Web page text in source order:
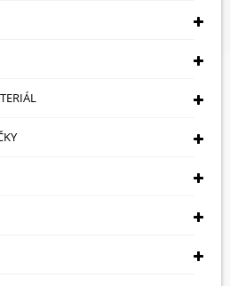
NAPÁJANIA WT-55*P25